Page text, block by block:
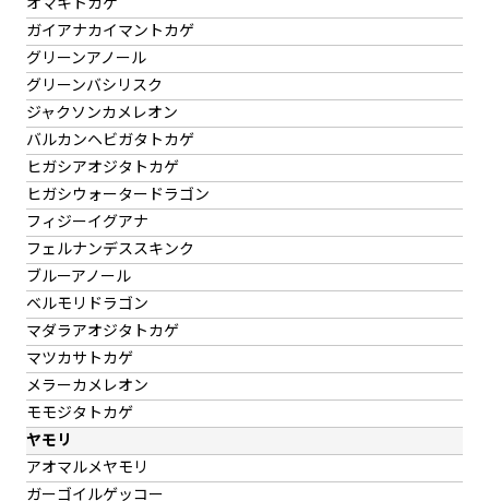
オマキトカゲ
ガイアナカイマントカゲ
グリーンアノール
グリーンバシリスク
ジャクソンカメレオン
バルカンヘビガタトカゲ
ヒガシアオジタトカゲ
ヒガシウォータードラゴン
フィジーイグアナ
フェルナンデススキンク
ブルーアノール
ベルモリドラゴン
マダラアオジタトカゲ
マツカサトカゲ
メラーカメレオン
モモジタトカゲ
ヤモリ
アオマルメヤモリ
ガーゴイルゲッコー